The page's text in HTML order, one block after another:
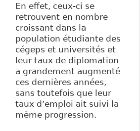
En effet, ceux-ci se
retrouvent en nombre
croissant dans la
population étudiante des
cégeps et universités et
leur taux de diplomation
a grandement augmenté
ces dernières années,
sans toutefois que leur
taux d’emploi ait suivi la
même progression.